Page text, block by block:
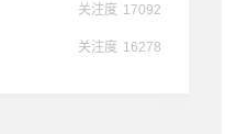
关注度 17092
关注度 16278